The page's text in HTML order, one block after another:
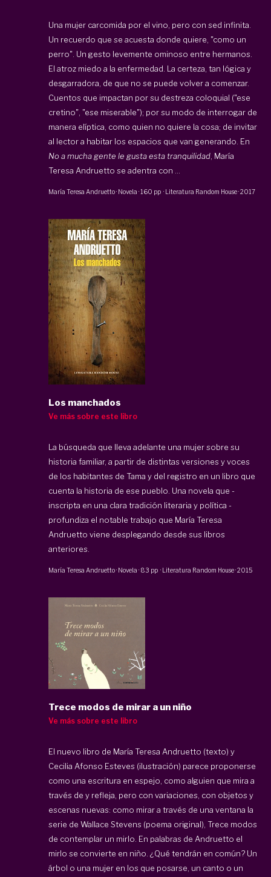
Una mujer carcomida por el vino, pero con sed infinita.
Un recuerdo que se acuesta donde quiere, "como un
perro". Un gesto levemente ominoso entre hermanos.
El atroz miedo a la enfermedad. La certeza, tan lógica y
desgarradora, de que no se puede volver a comenzar.
Cuentos que impactan por su destreza coloquial ("ese
cretino", "ese miserable"); por su modo de interrogar de
manera elíptica, como quien no quiere la cosa; de invitar
al lector a habitar los espacios que van generando. En
No a mucha gente le gusta esta tranquilidad, María
Teresa Andruetto se adentra con ...
María Teresa Andruetto· Novela ·160 pp · Literatura Random House·2017
Los manchados
Ve más sobre este libro
La búsqueda que lleva adelante una mujer sobre su
historia familiar, a partir de distintas versiones y voces
de los habitantes de Tama y del registro en un libro que
cuenta la historia de ese pueblo. Una novela que -
inscripta en una clara tradición literaria y política -
profundiza el notable trabajo que María Teresa
Andruetto viene desplegando desde sus libros
anteriores.
María Teresa Andruetto· Novela · 83 pp · Literatura Random House·2015
Trece modos de mirar a un niño
Ve más sobre este libro
El nuevo libro de María Teresa Andruetto (texto) y
Cecilia Afonso Esteves (ilustración) parece proponerse
como una escritura en espejo, como alguien que mira a
través de y refleja, pero con variaciones, con objetos y
escenas nuevas: como mirar a través de una ventana la
serie de Wallace Stevens (poema original), Trece modos
de contemplar un mirlo. En palabras de Andruetto el
mirlo se convierte en niño. ¿Qué tendrán en común? Un
árbol o una mujer en los que posarse, un canto o un